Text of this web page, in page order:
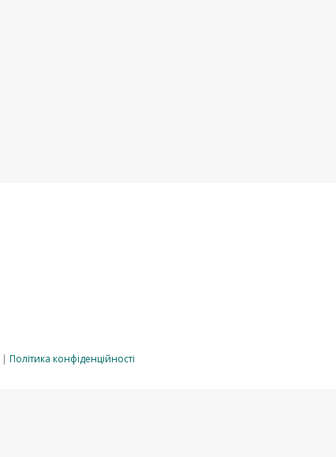
Політика конфіденційності